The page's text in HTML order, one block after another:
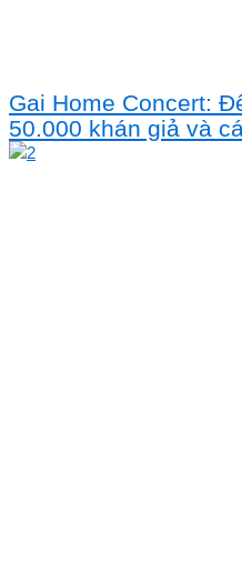
Gai Home Concert:
50.000 khán giả và